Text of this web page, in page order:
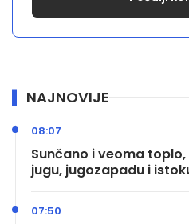
NAJNOVIJE
Sunčano i veoma
jugu, jugozapadu i
08:07
07:50